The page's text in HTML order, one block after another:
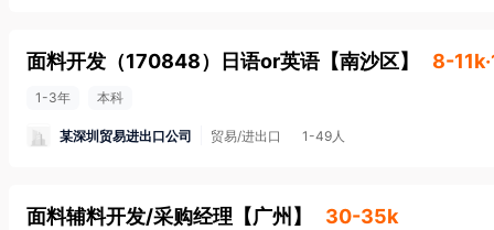
面料开发（170848）日语or英语 【南沙区】 8-
1-3年 本科
某深圳贸易进出口公司 贸易/进出口 1-49人
面料辅料开发/采购经理 【广州 】 30-35k